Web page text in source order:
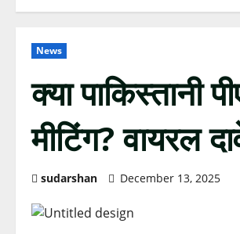
News
क्या पाकिस्तानी
मीटिंग? वायरल
sudarshan December 13, 2025